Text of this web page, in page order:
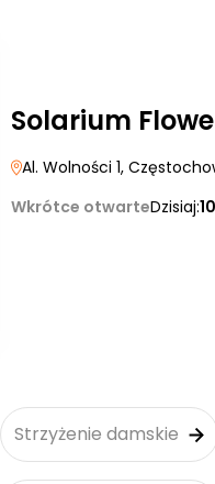
Solarium
Al. Wolności 1,
Wkrótce otwarteDzisiaj:
Strzyżenie damskie